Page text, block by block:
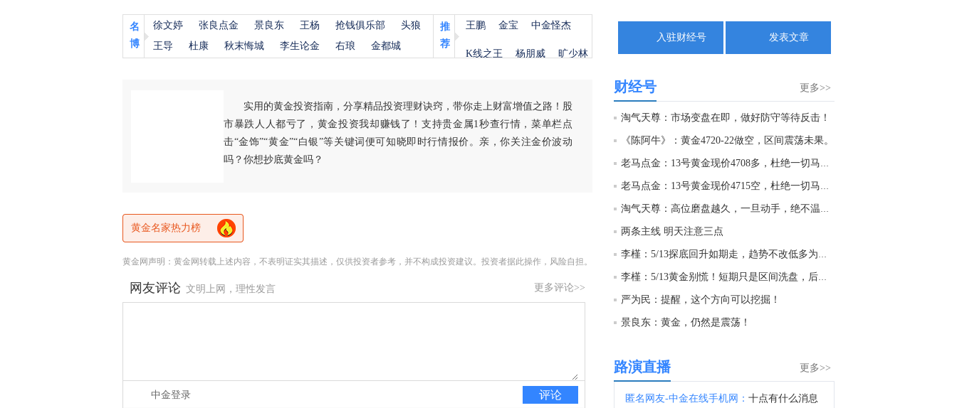
名
博
徐文婷 张良点金 景良东 王杨 抢钱俱乐部
头狼
王导
杜康 秋末悔城 李生论金 右琅 金都城
推
荐
王鹏 金宝 中金怪杰
K线之王 杨朋威 旷少林
实用的黄金投资指南，分享精品投资理财诀窍，带你走上财富增值之路！股
市暴跌人人都亏了，黄金投资我却赚钱了！支持贵金属1秒查行情，菜单栏点
击“金饰”“黄金”“白银”等关键词便可知晓即时行情报价。亲，你关注金价波动
吗？你想抄底黄金吗？
黄金名家热力榜
黄金网声明：黄金网转载上述内容，不表明证实其描述，仅供投资者参考，并不构成投资建议。投资者据此操作，风险自担。
更多评论>>
网友评论 文明上网，理性发言
评论
中金登录
美国副总统万斯：美国将继续对伊朗施加压力。
美国副总统万斯：美国正在努力建立一条安全通行的航线，让船只能够安全通过霍尔木兹海峡。
21:59:12
据阿曼国家通讯社：阿曼方面表示，关于霍尔木兹海峡安排的持续谈判是积极的和具有建设性的。
入驻财经号 发表文章
更多>>
财经号
淘气天尊：市场变盘在即，做好防守等待反击！
《陈阿牛》：黄金4720-22做空，区间震荡未果。
老马点金：13号黄金现价4708多，杜绝一切马后炮！
老马点金：13号黄金现价4715空，杜绝一切马后炮！
淘气天尊：高位磨盘越久，一旦动手，绝不温柔！
两条主线 明天注意三点
李槿：5/13探底回升如期走，趋势不改低多为主！
李槿：5/13黄金别慌！短期只是区间洗盘，后市仍会上行！
严为民：提醒，这个方向可以挖掘！
景良东：黄金，仍然是震荡！
更多>>
路演直播
匿名网友-中金在线手机网： 十点有什么消息